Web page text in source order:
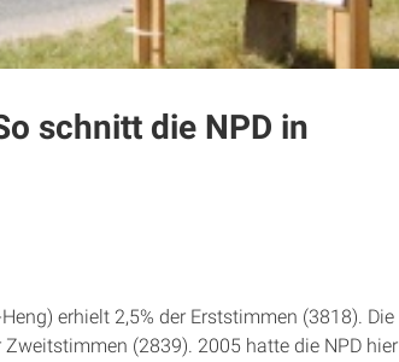
schnitt die NPD in
erhielt 2,5% der Erststimmen (3818). Die
(2839). 2005 hatte die NPD hier